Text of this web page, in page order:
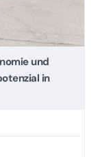
und
in